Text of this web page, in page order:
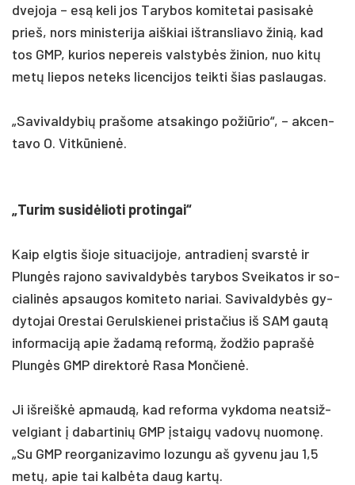
dve­jo­ja – esą ke­li jos Ta­ry­bos ko­mi­te­tai pa­si­sakė
prie­š, nors mi­nis­te­ri­ja aiš­kiai išt­rans­lia­vo ži­nią, kad
tos GMP, ku­rios ne­pe­reis vals­tybės ži­nion, nuo kitų
metų lie­pos ne­teks li­cen­ci­jos teik­ti šias pa­slau­gas.
„Sa­vi­val­dy­bių pra­šo­me at­sa­kin­go po­žiū­rio“, – ak­cen­
ta­vo O. Vitkū­nienė.
„Tu­rim su­si­dėlio­ti pro­tin­gai“
Kaip elg­tis šio­je si­tua­ci­jo­je, ant­ra­dienį svarstė ir
Plungės ra­jo­no sa­vi­val­dybės ta­ry­bos Svei­ka­tos ir so­
cia­linės ap­sau­gos ko­mi­te­to na­riai. Sa­vi­val­dybės gy­
dy­to­jai Ores­tai Ge­ruls­kie­nei pri­sta­čius iš SAM gautą
in­for­ma­ciją apie ža­damą re­formą, žod­žio pa­prašė
Plungės GMP di­rek­torė Ra­sa Mon­čienė.
Ji iš­reiškė ap­maudą, kad re­for­ma vyk­do­ma neat­siž­
vel­giant į da­bar­ti­nių GMP įstaigų va­dovų nuo­monę.
„Su GMP reor­ga­ni­za­vi­mo lo­zun­gu aš gy­ve­nu jau 1,5
metų, apie tai kalbė­ta daug kartų.